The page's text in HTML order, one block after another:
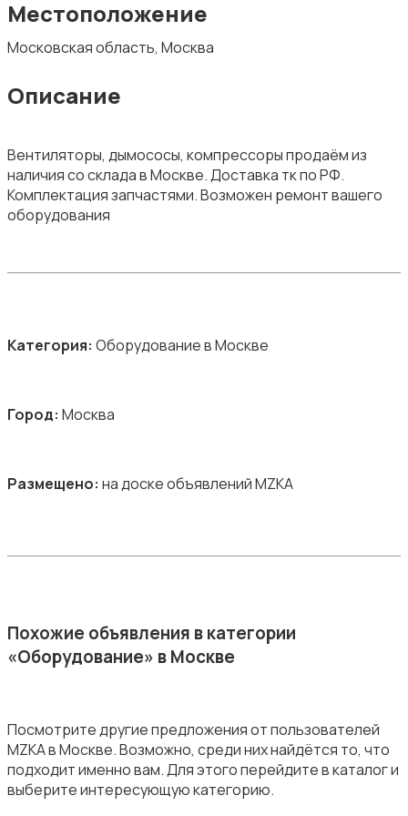
Местоположение
Московская область, Москва
Описание
Вентиляторы, дымососы, компрессоры продаём из
наличия со склада в Москве. Доставка тк по РФ.
Комплектация запчастями. Возможен ремонт вашего
оборудования
Категория: Оборудование в Москве
Город: Москва
Размещено: на доске объявлений MZKA
Похожие объявления в категории
«Оборудование» в Москве
Посмотрите другие предложения от пользователей
MZKA в Москве. Возможно, среди них найдётся то, что
подходит именно вам. Для этого перейдите в каталог и
выберите интересующую категорию.